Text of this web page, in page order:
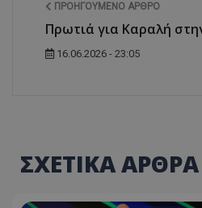
ΠΡΟΗΓΟΎΜΕΝΟ ΆΡΘΡΟ
Πρωτιά για Καραλή
16.06.2026 - 23:05
ΣΧΕΤΙΚΑ ΑΡΘΡΑ